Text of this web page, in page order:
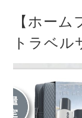
【ホーム
トラベル